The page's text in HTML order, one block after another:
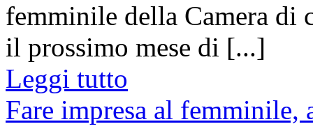
femminile della Camera di
il prossimo mese di [...]
Leggi tutto
Fare impresa al femminile,